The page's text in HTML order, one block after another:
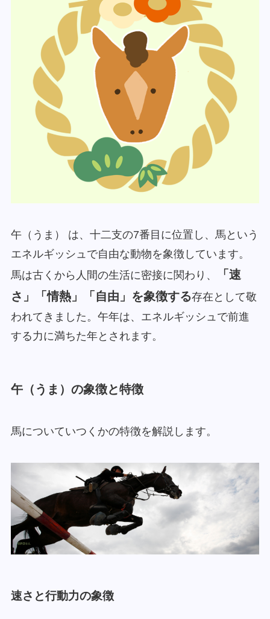
午（うま） は、十二支の7番目に位置し、馬という
エネルギッシュで自由な動物を象徴しています。
馬は古くから人間の生活に密接に関わり、
「速
さ」「情熱」「自由」を象徴する存在として敬
われてきました。午年は、エネルギッシュで前進
する力に満ちた年とされます。
午（うま）の象徴と特徴
馬についていつくかの特徴を解説します。
速さと行動力の象徴